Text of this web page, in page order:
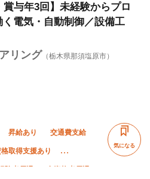
賞与年3回】未経験からプロ
電気・自動制御／設備工
リング （栃木県那須塩原市）
昇給あり 交通費支給
取得支援あり
験者優遇 有資格者優遇
気になる